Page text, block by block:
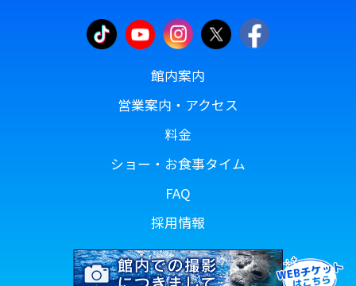
館内案内
営業案内・アクセス
料金
ショー・お食事タイム
FAQ
採用情報